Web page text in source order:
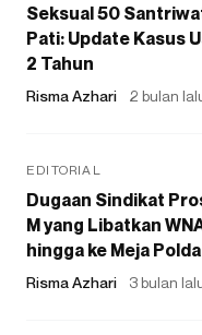
Seksual 50
Pati: Update Kasus
2 Tahun
Risma Azhari 2 bulan
EDITORIAL
Dugaan Sindikat
M yang Libatkan
hingga ke Meja Polda
Risma Azhari 3 bulan